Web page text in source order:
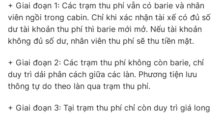
Hitech Công nghệ tương lai
Sản phẩm
Thị trường
Tư vấn
Giao lưu trực tuyến
Lịch phát sóng
Chuyên mục khác
+ Giai đoạn 1: Các trạm thu phí vẫn có barie và nhân
viên ngồi trong cabin. Chỉ khi xác nhận tài xế có đủ số
dư tài khoản thu phí thì barie mới mở. Nếu tài khoản
không đủ số dư, nhân viên thu phí sẽ thu tiền mặt.
+ Giai đoạn 2: Các trạm thu phí không còn barie, chỉ
duy trì dải phân cách giữa các làn. Phương tiện lưu
thông tự do theo làn qua trạm thu phí.
+ Giai đoạn 3: Tại trạm thu phí chỉ còn duy trì giá long